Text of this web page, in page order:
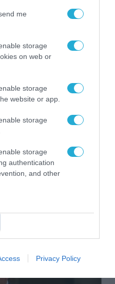
me
storage
on web or
storage
website or app.
storage
storage
authentication
and other
Privacy Policy
(AI)